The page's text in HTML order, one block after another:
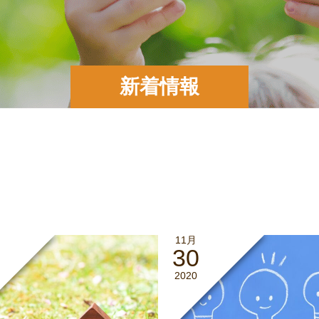
新着情報
11月
30
2020